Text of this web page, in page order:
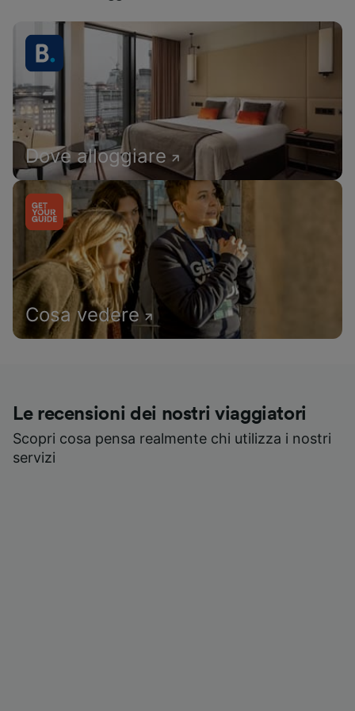
Dove alloggiare
Cosa vedere
Le recensioni dei nostri viaggiatori
Scopri cosa pensa realmente chi utilizza i nostri
servizi